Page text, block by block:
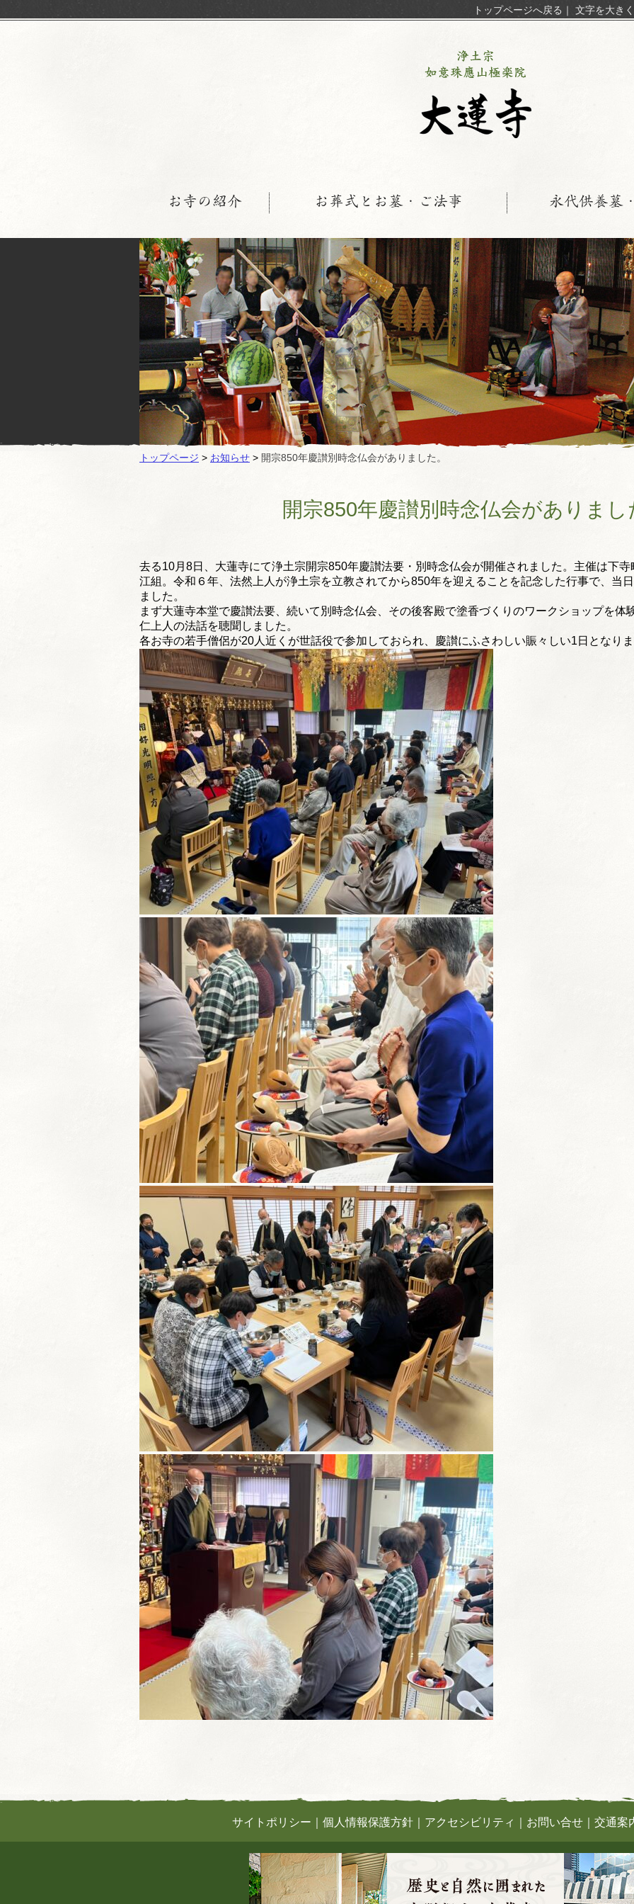
トップページへ戻る ｜ 文字を大きく
お寺の紹介 お葬式とお墓・ご法事 永代供養墓
トップページ > お知らせ > 開宗850年慶讃別時念仏会がありました。
開宗850年慶讃別時念仏会がありまし
去る10月8日、大蓮寺にて浄土宗開宗850年慶讃法要・ 別時念仏会が開催されました。 主催は下
江組。令和６年、 法然上人が浄土宗を立教されてから850年を迎えることを記念した行事で、当
ました。
まず大蓮寺本堂で慶讃法要、続いて別時念仏会、 その後客殿で塗香づくりのワークショップを体
仁上人の法話を聴聞しました。
各お寺の若手僧侶が20人近くが世話役で参加しておられ、
慶讃にふさわしい賑々しい1日となり
サイトポリシー 個人情報保護方針 アクセシビリティ お問い合せ 交通案